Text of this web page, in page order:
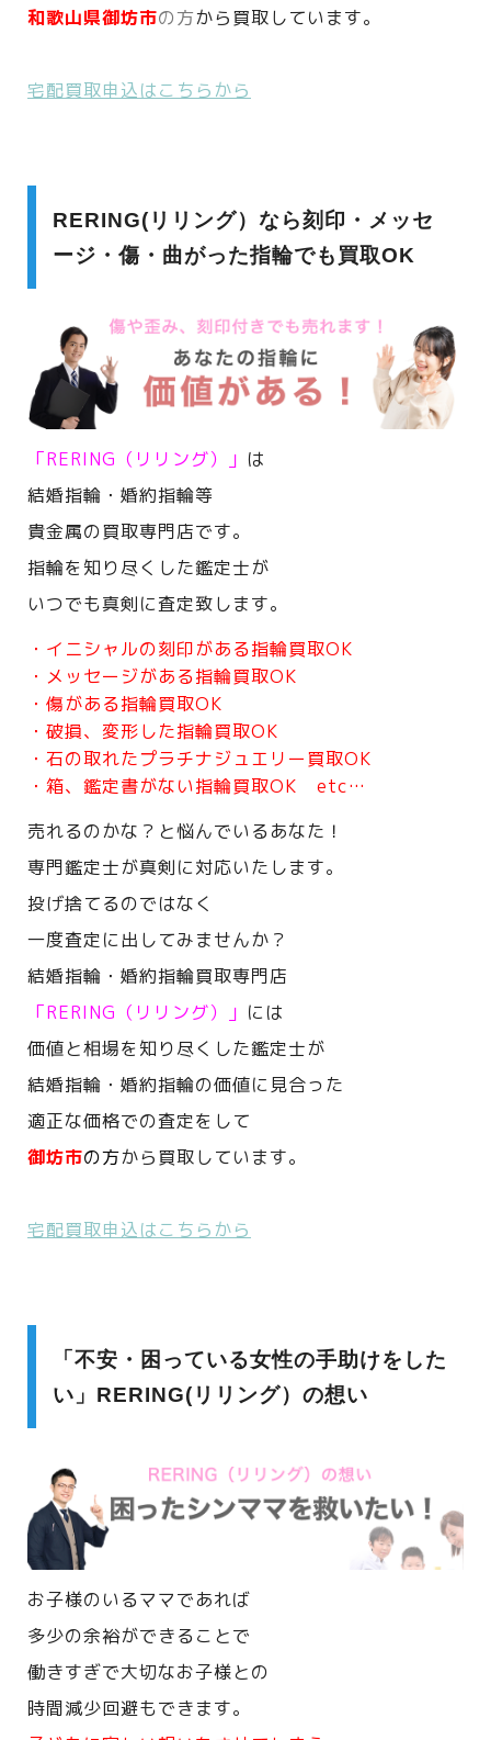
和歌山県御坊市の方から買取しています。
宅配買取申込はこちらから
RERING(リリング）なら刻印・メッセ
ージ・傷・曲がった指輪でも買取OK
「RERING（リリング）」 は
結婚指輪・婚約指輪等
貴金属の買取専門店です。
指輪を知り尽くした鑑定士が
いつでも真剣に査定致します。
・イニシャルの刻印がある指輪買取OK
・メッセージがある指輪買取OK
・傷がある指輪買取OK
・破損、変形した指輪買取OK
・石の取れたプラチナジュエリー買取OK
・箱、鑑定書がない指輪買取OK etc…
売れるのかな？と悩んでいるあなた！
専門鑑定士が真剣に対応いたします。
投げ捨てるのではなく
一度査定に出してみませんか？
結婚指輪・婚約指輪買取専門店
「RERING（リリング）」 には
価値と相場を知り尽くした鑑定士が
結婚指輪・婚約指輪の価値に見合った
適正な価格での査定をして
御坊市の方から買取しています。
宅配買取申込はこちらから
「不安・困っている女性の手助けをした
い」RERING(リリング）の想い
お子様のいるママであれば
多少の余裕ができることで
働きすぎで大切なお子様との
時間減少回避もできます。